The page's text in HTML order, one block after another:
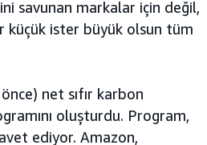
savunan markalar için değil,
küçük ister büyük olsun tüm
net sıfır karbon
oluşturdu. Program,
ediyor. Amazon,